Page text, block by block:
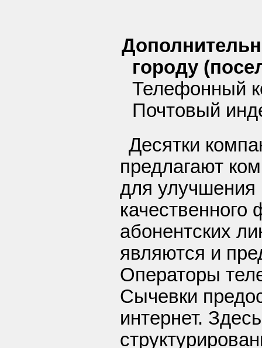
городу
Телефонный
Почтовый
Десятки
предлагают
для улучшения
качественного
абонентских
являются и
Операторы
Сычевки
интернет.